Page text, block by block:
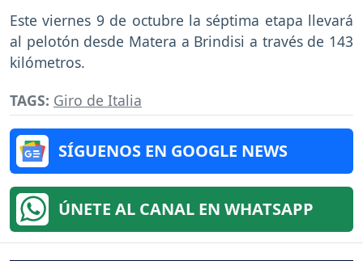
Este viernes 9 de octubre la séptima etapa llevará
al pelotón desde Matera a Brindisi a través de 143
kilómetros.
TAGS: Giro de Italia
SÍGUENOS EN GOOGLE NEWS
ÚNETE AL CANAL EN WHATSAPP